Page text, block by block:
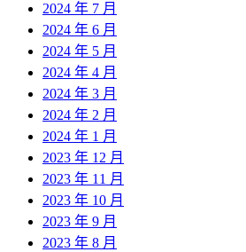
2024 年 7 月
2024 年 6 月
2024 年 5 月
2024 年 4 月
2024 年 3 月
2024 年 2 月
2024 年 1 月
2023 年 12 月
2023 年 11 月
2023 年 10 月
2023 年 9 月
2023 年 8 月